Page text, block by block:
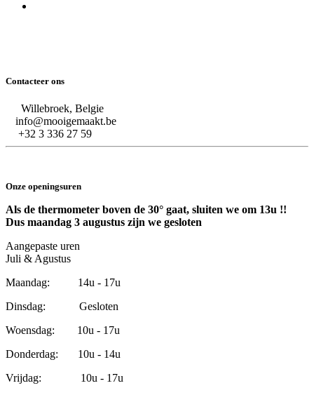
Contacteer ons
Willebroek, Belgie
info@mooigemaakt.be
+32 3 336 27 59
Onze openingsuren
Als de thermometer boven de 30° gaat, sluiten we om 13u !!
Dus maandag 3 augustus zijn we gesloten
Aangepaste uren
Juli & Agustus
Maandag: 14u - 17u
Dinsdag: Gesloten
Woensdag: 10u - 17u
Donderdag: 10u - 14u
Vrijdag: 10u - 17u